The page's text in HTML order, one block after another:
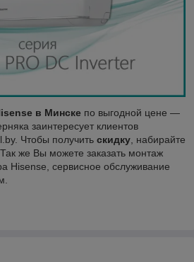
в Минске по выгодной цене —
заинтересует клиентов
Чтобы получить скидку, набирайте
же Вы можете заказать монтаж
Hisense, сервисное обслуживание